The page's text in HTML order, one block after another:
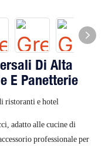
Di Alta
E Panetterie
ristoranti e hotel
adatto alle cucine di
professionale per